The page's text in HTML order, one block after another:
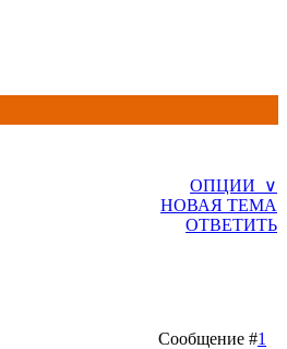
ОПЦИИ ∨
НОВАЯ ТЕМА
ОТВЕТИТЬ
Сообщение #1